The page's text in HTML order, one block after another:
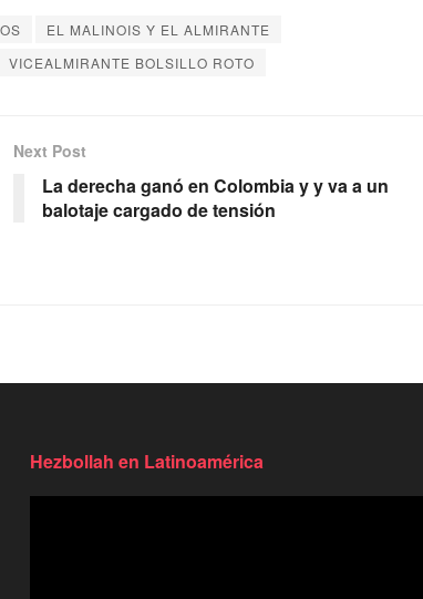
EL MALINOIS Y EL ALMIRANTE
VICEALMIRANTE BOLSILLO ROTO
Next Post
La derecha ganó en Colombia y y va a un
balotaje cargado de tensión
Hezbollah en Latinoamérica